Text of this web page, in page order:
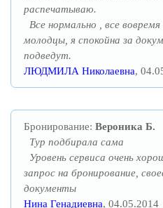
распечатываю.
Все нормально , все вовремя
молодцы, я спокойна за
подведут.
ЛЮДМИЛА Николаевна,
Бронирование: Вероника Б.
Тур подбирала сама
Уровень сервиса очень
запрос на бронирование,
документы
Нина Генадиевна, 04.05.2014